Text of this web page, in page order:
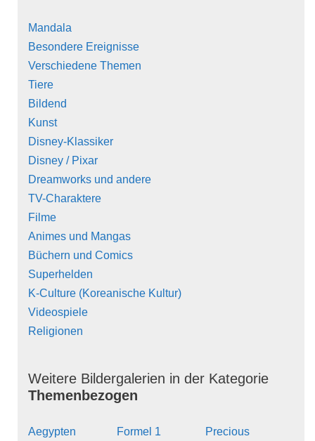
Mandala
Besondere Ereignisse
Verschiedene Themen
Tiere
Bildend
Kunst
Disney-Klassiker
Disney / Pixar
Dreamworks und andere
TV-Charaktere
Filme
Animes und Mangas
Büchern und Comics
Superhelden
K-Culture (Koreanische Kultur)
Videospiele
Religionen
Weitere Bildergalerien in der Kategorie
Themenbezogen
Aegypten
Formel 1
Precious